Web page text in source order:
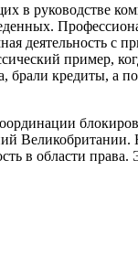
в руководстве
деятельность
пример,
брали кредиты, а
в области